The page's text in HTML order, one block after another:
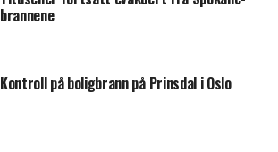
brannene
Kontroll på boligbrann på Prinsdal i Oslo